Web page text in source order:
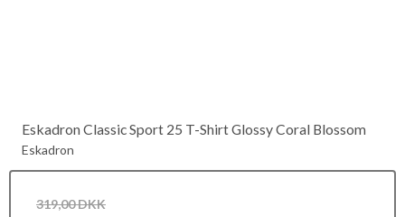
Eskadron Classic Sport 25 T-Shirt Glossy Coral Blossom
Eskadron
319,00 DKK